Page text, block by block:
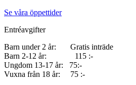
Se våra öppettider
Entréavgifter
Barn under 2 år: Gratis inträde
Barn 2-12 år: 115 :-
Ungdom 13-17 år: 75:-
Vuxna från 18 år: 75 :-